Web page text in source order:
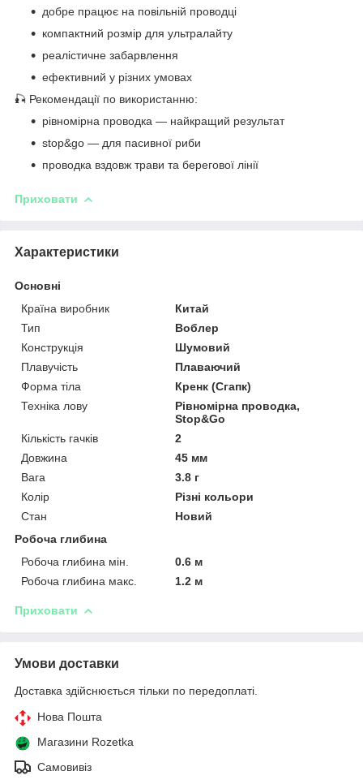
добре працює на повільній проводці
компактний розмір для ультралайту
реалістичне забарвлення
ефективний у різних умовах
🎣 Рекомендації по використанню:
рівномірна проводка — найкращий результат
stop&go — для пасивної риби
проводка вздовж трави та берегової лінії
Приховати
Характеристики
Основні
Країна виробник
Китай
Тип
Воблер
Конструкція
Шумовий
Плавучість
Плаваючий
Форма тіла
Кренк (Сгапк)
Техніка лову
Рівномірна проводка,
Stop&Go
Кількість гачків
2
Довжина
45 мм
Вага
3.8 г
Колір
Різні кольори
Стан
Новий
Робоча глибина
Робоча глибина мін.
0.6 м
Робоча глибина макс.
1.2 м
Приховати
Умови доставки
Доставка здійснюється тільки по передоплаті.
Нова Пошта
Магазини Rozetka
Самовивіз